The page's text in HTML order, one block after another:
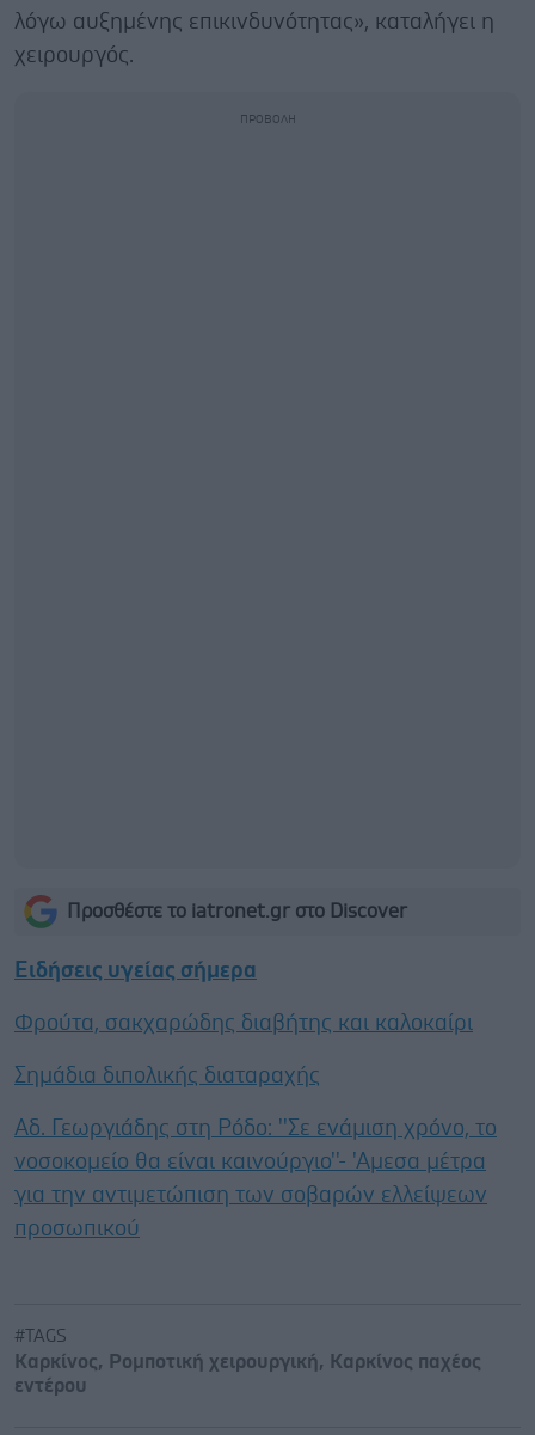
λόγω αυξημένης επικινδυνότητας», καταλήγει η
χειρουργός.
Προσθέστε το iatronet.gr στο Discover
Ειδήσεις υγείας σήμερα
Φρούτα, σακχαρώδης διαβήτης και καλοκαίρι
Σημάδια διπολικής διαταραχής
Αδ. Γεωργιάδης στη Ρόδο: ''Σε ενάμιση χρόνο, το
νοσοκομείο θα είναι καινούργιο''- 'Αμεσα μέτρα
για την αντιμετώπιση των σοβαρών ελλείψεων
προσωπικού
#TAGS
Καρκίνος, Ρομποτική χειρουργική,
Καρκίνος παχέος
εντέρου